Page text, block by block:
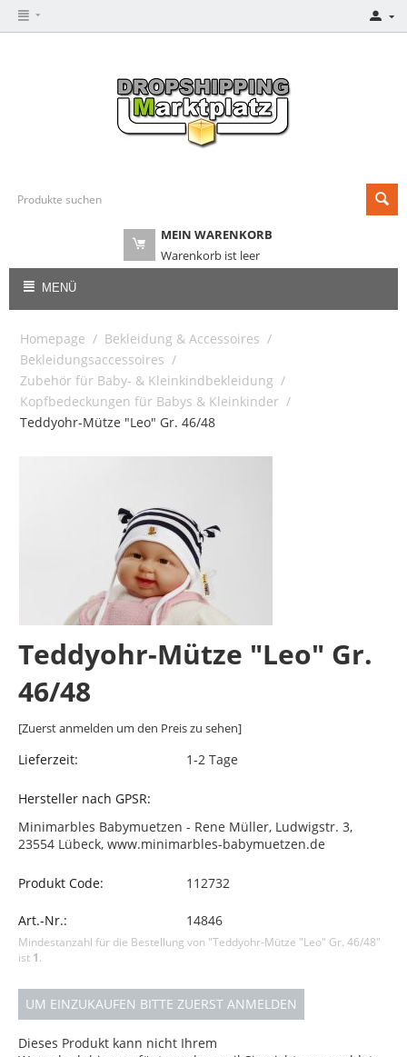
MEIN WARENKORB
Warenkorb ist leer
MENÜ
Homepage / Bekleidung & Accessoires /
Bekleidungsaccessoires /
Zubehör für Baby- & Kleinkindbekleidung /
Kopfbedeckungen für Babys & Kleinkinder /
Teddyohr-Mütze "Leo" Gr. 46/48
Teddyohr-Mütze "Leo" Gr.
46/48
[Zuerst anmelden um den Preis zu sehen]
Lieferzeit: 1-2 Tage
Hersteller nach GPSR:
Minimarbles Babymuetzen - Rene Müller, Ludwigstr. 3,
23554 Lübeck, www.minimarbles-babymuetzen.de
Produkt Code: 112732
Art.-Nr.: 14846
Mindestanzahl für die Bestellung von "Teddyohr-Mütze "Leo" Gr. 46/48"
ist 1.
UM EINZUKAUFEN BITTE ZUERST ANMELDEN
Dieses Produkt kann nicht Ihrem